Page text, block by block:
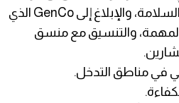
يمتثل لجميع لوائح الأمن والسلامة، والإبلاغ إلى GenCo الذي
والتنسيق مع منسق
​​في مناطق التدخل.